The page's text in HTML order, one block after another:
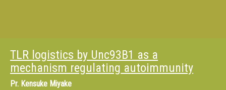
TLR logistics by Unc93B1 as a
mechanism regulating autoimmunity
Pr. Kensuke Miyake